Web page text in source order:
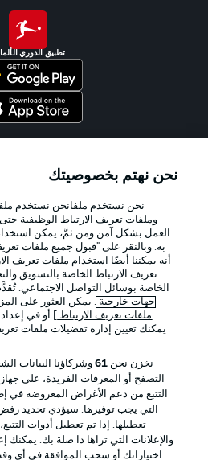
تطبيق الدوري
الإعلانات
شروط الاستخدام القنوات
الوظائف جهة
تواصل معنا اللاعبون
نحن نهتم بخصوصيتك
نحن نستخدم ملفانحن نستخدم
وملفات تعريف الارتباط الوظيفية
العمل بشكل آمن ومن ثمَّ، يمكن
به. وبالنقر على "قبول جميع ملفات
أنه يمكننا أيضًا استخدام ملفات تعريف
تعريف الارتباط الخاصة بالتسويق
الخاصة بوسائل التواصل الاجتماعي.
جهات خارجية . يمكن العثور على
ملفات تعريف الارتباط
] أو في
يمكنك تعيين إدارة تفضيلات ملفات
نخزن نحن 61وشركاؤنا البيانات
التصفح أو المعرفات الفريدة، على
التتبع من دعم الأغراض المعروضة في
التي يجب توفيرها. سيؤدي تحديد
تعطيلها. إذا تم تعطيل أدوات
والإعلانات التي تراها ذا صلة بك. يمكنك
اختياراتك أو سحب الموافقة في أي